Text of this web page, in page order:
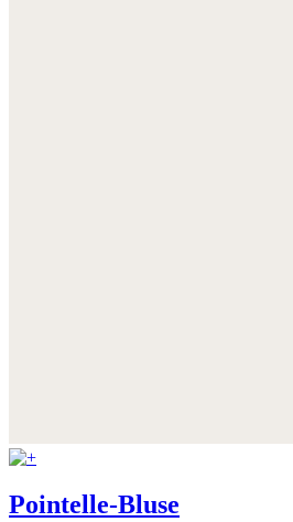
Pointelle-Bluse